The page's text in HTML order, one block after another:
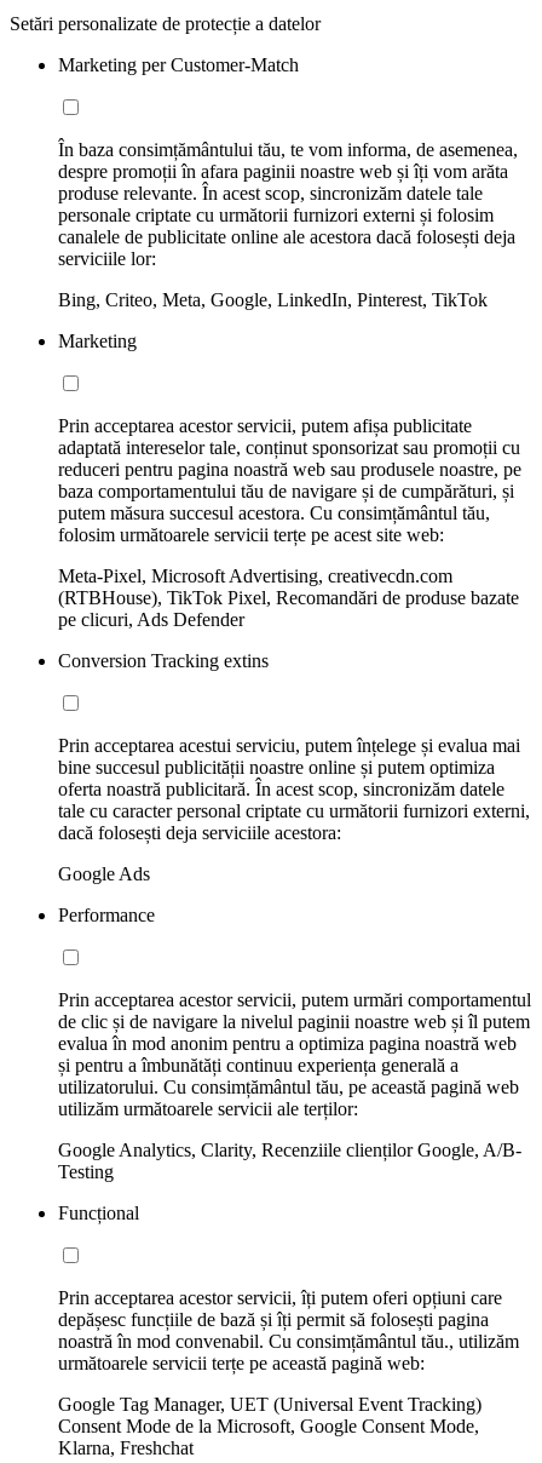
Setări personalizate de protecție a datelor
Marketing per Customer-Match
În baza consimțământului tău, te vom informa, de asemenea,
despre promoții în afara paginii noastre web și îți vom arăta
produse relevante. În acest scop, sincronizăm datele tale
personale criptate cu următorii furnizori externi și folosim
canalele de publicitate online ale acestora dacă folosești deja
serviciile lor:
Bing, Criteo, Meta, Google, LinkedIn, Pinterest, TikTok
Marketing
Prin acceptarea acestor servicii, putem afișa publicitate
adaptată intereselor tale, conținut sponsorizat sau promoții cu
reduceri pentru pagina noastră web sau produsele noastre, pe
baza comportamentului tău de navigare și de cumpărături, și
putem măsura succesul acestora. Cu consimțământul tău,
folosim următoarele servicii terțe pe acest site web:
Meta-Pixel, Microsoft Advertising, creativecdn.com
(RTBHouse), TikTok Pixel, Recomandări de produse bazate
pe clicuri, Ads Defender
Conversion Tracking extins
Prin acceptarea acestui serviciu, putem înțelege și evalua mai
bine succesul publicității noastre online și putem optimiza
oferta noastră publicitară. În acest scop, sincronizăm datele
tale cu caracter personal criptate cu următorii furnizori externi,
dacă folosești deja serviciile acestora:
Google Ads
Performance
Prin acceptarea acestor servicii, putem urmări comportamentul
de clic și de navigare la nivelul paginii noastre web și îl putem
evalua în mod anonim pentru a optimiza pagina noastră web
și pentru a îmbunătăți continuu experiența generală a
utilizatorului. Cu consimțământul tău, pe această pagină web
utilizăm următoarele servicii ale terților:
Google Analytics, Clarity, Recenziile clienților Google, A/B-
Testing
Funcțional
Prin acceptarea acestor servicii, îți putem oferi opțiuni care
depășesc funcțiile de bază și îți permit să folosești pagina
noastră în mod convenabil. Cu consimțământul tău., utilizăm
următoarele servicii terțe pe această pagină web:
Google Tag Manager, UET (Universal Event Tracking)
Consent Mode de la Microsoft, Google Consent Mode,
Klarna, Freshchat